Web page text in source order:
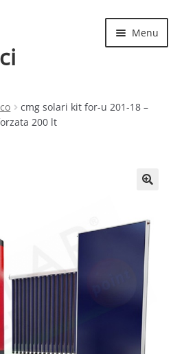
Menu
cmg solari kit for-u 201-18 –
200 lt